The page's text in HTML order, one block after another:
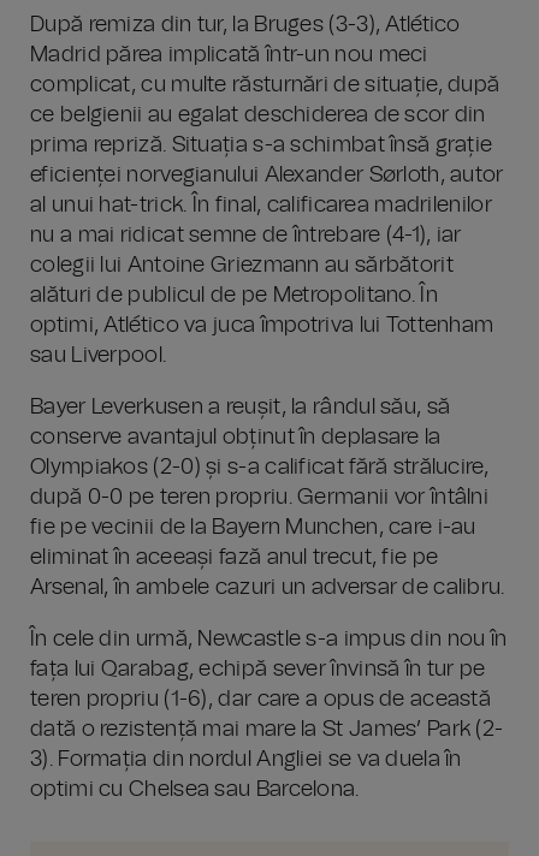
După remiza din tur, la Bruges (3-3), Atlético
Madrid părea implicată într-un nou meci
complicat, cu multe răsturnări de situație, după
ce belgienii au egalat deschiderea de scor din
prima repriză. Situația s-a schimbat însă grație
eficienței norvegianului Alexander Sørloth, autor
al unui hat-trick. În final, calificarea madrilenilor
nu a mai ridicat semne de întrebare (4-1), iar
colegii lui Antoine Griezmann au sărbătorit
alături de publicul de pe Metropolitano. În
optimi, Atlético va juca împotriva lui Tottenham
sau Liverpool.
Bayer Leverkusen a reușit, la rândul său, să
conserve avantajul obținut în deplasare la
Olympiakos (2-0) și s-a calificat fără strălucire,
după 0-0 pe teren propriu. Germanii vor întâlni
fie pe vecinii de la Bayern Munchen, care i-au
eliminat în aceeași fază anul trecut, fie pe
Arsenal, în ambele cazuri un adversar de calibru.
În cele din urmă, Newcastle s-a impus din nou în
fața lui Qarabag, echipă sever învinsă în tur pe
teren propriu (1-6), dar care a opus de această
dată o rezistență mai mare la St James’ Park (2-
3). Formația din nordul Angliei se va duela în
optimi cu Chelsea sau Barcelona.